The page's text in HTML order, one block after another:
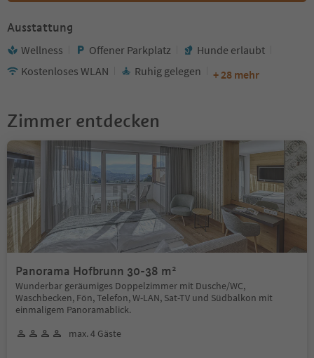
Ausstattung
Wellness Offener Parkplatz
Hunde erlaubt
Kostenloses WLAN
Ruhig gelegen + 28 mehr
Zimmer entdecken
Panorama Hofbrunn 30-38 m²
Wunderbar geräumiges Doppelzimmer mit Dusche/WC,
Waschbecken, Fön, Telefon, W-LAN, Sat-TV und Südbalkon mit
einmaligem Panoramablick.
max. 4 Gäste